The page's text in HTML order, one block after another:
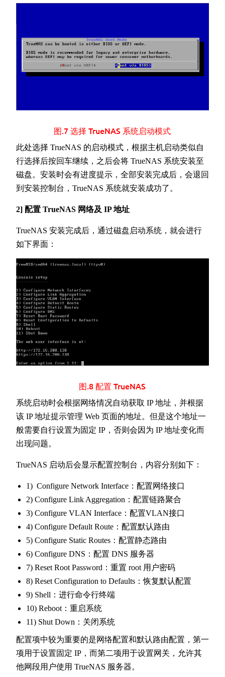
图.7 选择 TrueNAS 系统启动模式
此处选择 TrueNAS 的启动模式，根据主机启动类似自
行选择后按回车继续，之后会将 TrueNAS 系统安装至
磁盘。安装时会有进度提示，全部安装完成后，会退回
到安装控制台，TrueNAS 系统就安装成功了。
2] 配置 TrueNAS 网络及 IP 地址
TrueNAS 安装完成后，通过磁盘启动系统，就会进行
如下界面：
图.8 配置 TrueNAS
系统启动时会根据网络情况自动获取 IP 地址，并根据
该 IP 地址提示管理 Web 页面的地址。但是这个地址一
般需要自行设置为固定 IP，否则会因为 IP 地址变化而
出现问题。
TrueNAS 启动后会显示配置控制台，内容分别如下：
1) Configure Network Interface：配置网络接口
2) Configure Link Aggregation：配置链路聚合
3) Configure VLAN Interface：配置VLAN接口
4) Configure Default Route：配置默认路由
5) Configure Static Routes：配置静态路由
6) Configure DNS：配置 DNS 服务器
7) Reset Root Password：重置 root 用户密码
8) Reset Configuration to Defaults：恢复默认配置
9) Shell：进行命令行终端
10) Reboot：重启系统
11) Shut Down：关闭系统
配置项中较为重要的是网络配置和默认路由配置，第一
项用于设置固定 IP，而第二项用于设置网关，允许其
他网段用户使用 TrueNAS 服务器。